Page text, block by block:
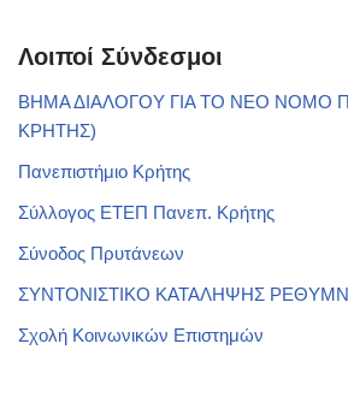
Λοιποί Σύνδεσμοι
ΒΗΜΑ ΔΙΑΛΟΓΟΥ ΓΙΑ ΤΟ ΝΕΟ ΝΟΜΟ
ΚΡΗΤΗΣ)
Πανεπιστήμιο Κρήτης
Σύλλογος ΕΤΕΠ Πανεπ. Κρήτης
Σύνοδος Πρυτάνεων
ΣΥΝΤΟΝΙΣΤΙΚΟ ΚΑΤΑΛΗΨΗΣ
Σχολή Κοινωνικών Επιστημών